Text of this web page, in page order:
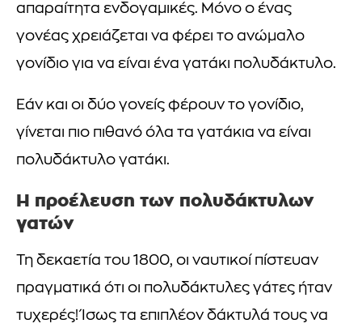
απαραίτητα ενδογαμικές. Μόνο ο ένας
γονέας χρειάζεται να φέρει το ανώμαλο
γονίδιο για να είναι ένα γατάκι πολυδάκτυλο.
Εάν και οι δύο γονείς φέρουν το γονίδιο,
γίνεται πιο πιθανό όλα τα γατάκια να είναι
πολυδάκτυλο γατάκι.
Η προέλευση των πολυδάκτυλων
γατών
Τη δεκαετία του 1800, οι ναυτικοί πίστευαν
πραγματικά ότι οι πολυδάκτυλες γάτες ήταν
τυχερές! Ίσως τα επιπλέον δάκτυλά τους να